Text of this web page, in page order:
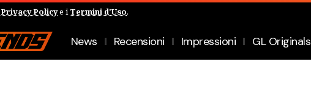
Privacy Policye i Termini d'Uso.
News Recensioni Impressioni GL Originals